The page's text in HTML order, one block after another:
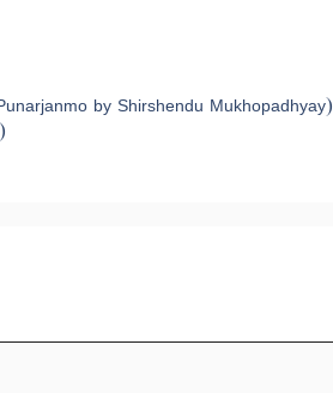
by Shirshendu Mukhopadhyay)